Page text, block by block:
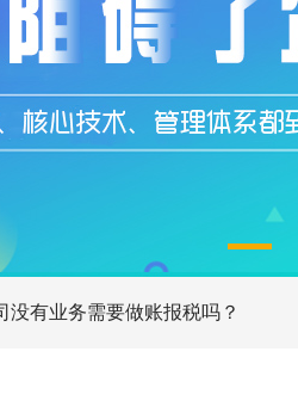
没有业务需要做账报税吗？